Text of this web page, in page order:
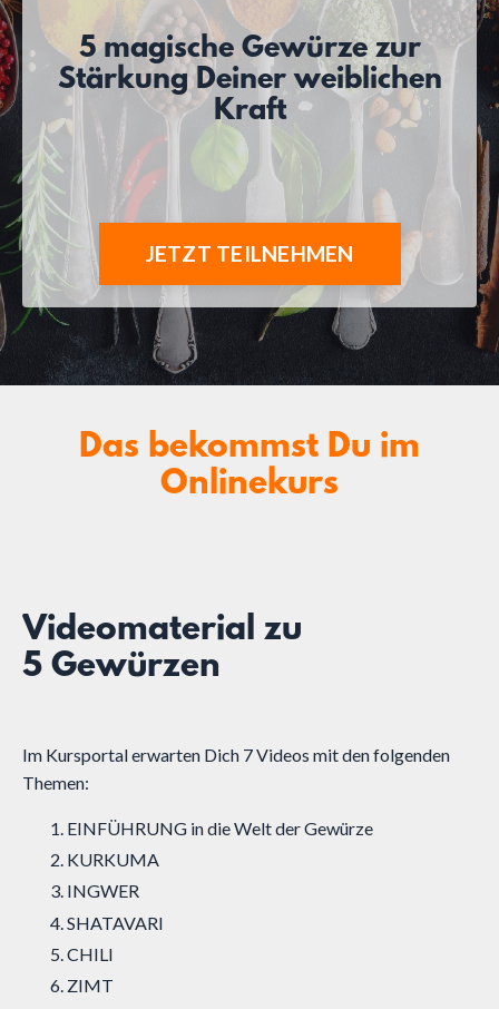
5 magische Gewürze zur
Stärkung Deiner weiblichen
Kraft
JETZT TEILNEHMEN
Das bekommst Du im
Onlinekurs
Videomaterial zu
5 Gewürzen
Im Kursportal erwarten Dich 7 Videos mit den folgenden
Themen:
EINFÜHRUNG in die Welt der Gewürze
KURKUMA
INGWER
SHATAVARI
CHILI
ZIMT